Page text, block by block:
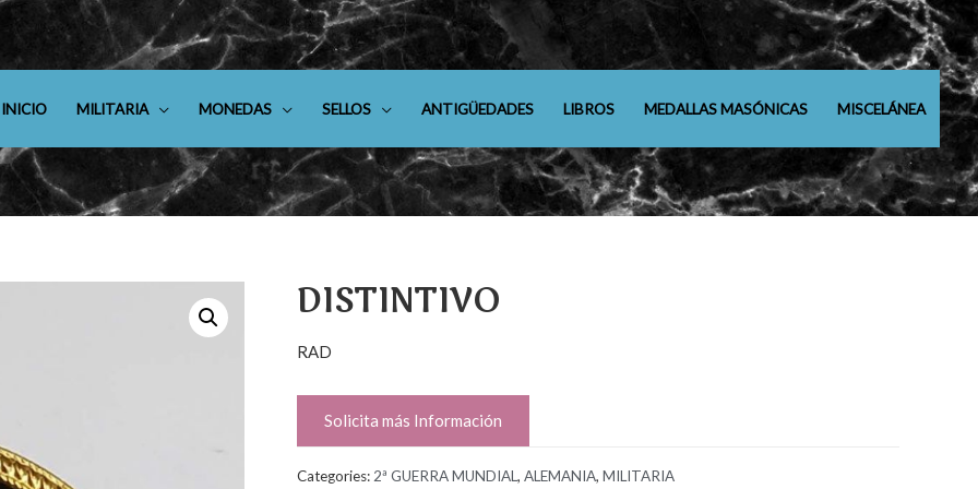
INICIO MILITARIA MONEDAS SELLOS ANTIGÜEDADES LIBROS MEDALLAS MASÓNICAS MISCELÁNEA
DISTINTIVO
RAD
Solicita más Información
Categories: 2ª GUERRA MUNDIAL, ALEMANIA, MILITARIA